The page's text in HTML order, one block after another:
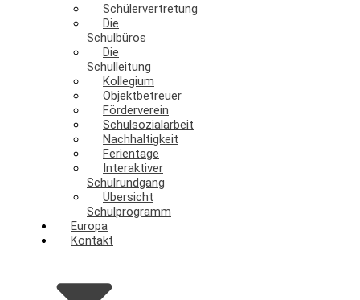
Schülervertretung
Die
Schulbüros
Die
Schulleitung
Kollegium
Objektbetreuer
Förderverein
Schulsozialarbeit
Nachhaltigkeit
Ferientage
Interaktiver
Schulrundgang
Übersicht
Schulprogramm
Europa
Kontakt